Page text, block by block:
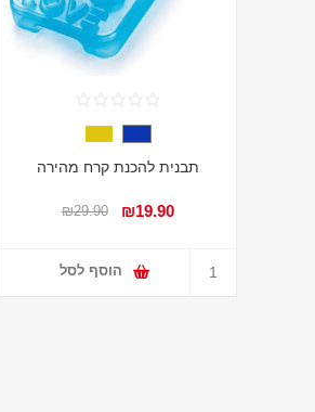
תבנית להכנת קרח מהירה
₪19.90
₪29.90
הוסף לסל